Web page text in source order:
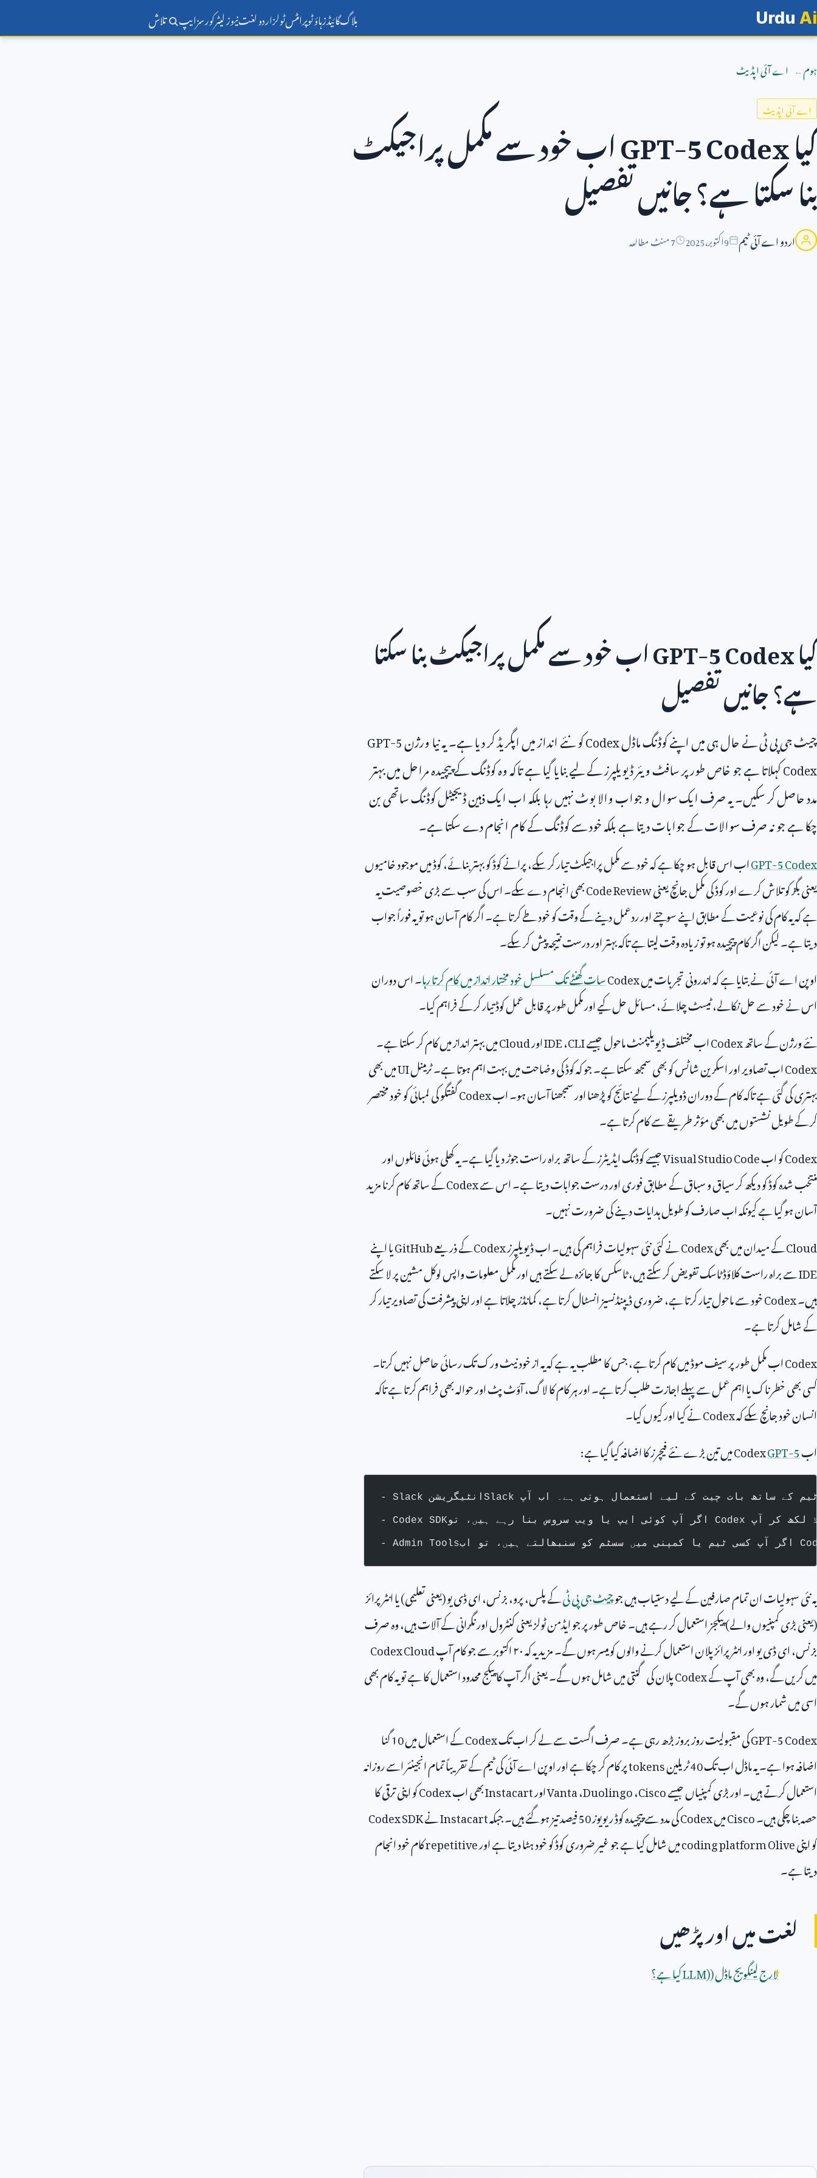
Urdu Ai بلاگگائیڈزہاؤ ٹوپرامٹسٹولزاردو لغتنیوز لیٹرکورسزایپ تلاش
ہوم اے آئی اپڈیٹ
اے آئی اپڈیٹ
کیاGPT-5 Codexاب خود سے مکمل پراجیکٹ
بنا سکتا ہے؟ جانیں تفصیل
اردو اے آئی ٹیم 9اکتوبر،2025 7 منٹ مطالعہ
کیاGPT-5 Codexاب خود سے مکمل پراجیکٹ بنا سکتا
ہے؟ جانیں تفصیل
چیٹ جی پی ٹی نے حال ہی میں اپنے کوڈنگ ماڈلCodexکو نئے انداز میں اپگریڈ کر دیا ہے۔ یہ نیا ورژنGPT-5
Codexکہلاتا ہے جو خاص طور پر سافٹ ویئر ڈیویلپرز کے لیے بنایا گیا ہے تاکہ وہ کوڈنگ کے پیچیدہ مراحل میں بہتر
مدد حاصل کر سکیں۔ یہ صرف ایک سوال و جواب والا بوٹ نہیں رہا بلکہ اب ایک ذہین ڈیجیٹل کوڈنگ ساتھی بن
چکا ہے جو نہ صرف سوالات کے جوابات دیتا ہے بلکہ خود سے کوڈنگ کے کام انجام دے سکتا ہے۔
GPT-5 Codexاب اس قابل ہو چکا ہے کہ خود سے مکمل پراجیکٹ تیار کر سکے، پرانے کوڈ کو بہتر بنائے، کوڈ میں موجود خامیوں
یعنی بگز کو تلاش کرے اور کوڈ کی مکمل جانچ یعنیCode Reviewبھی انجام دے سکے۔ اس کی سب سے بڑی خصوصیت یہ
ہے کہ یہ کام کی نوعیت کے مطابق اپنے سوچنے اور ردعمل دینے کے وقت کو خود طے کرتا ہے۔ اگر کام آسان ہو تو یہ فوراً جواب
دیتا ہے۔ لیکن اگر کام پیچیدہ ہو تو زیادہ وقت لیتا ہے تاکہ بہتر اور درست نتیجہ پیش کر سکے۔
اوپن اے آئی نے بتایا ہے کہ اندرونی تجربات میںCodexسات گھنٹے تک مسلسل خود مختار انداز میں کام کرتا رہا۔ اس دوران
اس نے خود سے حل نکالے، ٹیسٹ چلائے، مسائل حل کیے اور مکمل طور پر قابل عمل کوڈ تیار کر کے فراہم کیا۔
نئے ورژن کے ساتھCodexاب مختلف ڈیویلپمنٹ ماحول جیسےCLI،IDEاورCloudمیں بہتر انداز میں کام کر سکتا ہے۔
Codexاب تصاویر اور اسکرین شاٹس کو بھی سمجھ سکتا ہے۔ جو کہ کوڈ کی وضاحت میں بہت اہم ہوتا ہے۔ ٹرمینلUIمیں بھی
بہتری کی گئی ہے تاکہ کام کے دوران ڈویلپرز کے لیے نتائج کو پڑھنا اور سمجھنا آسان ہو۔ ابCodexگفتگو کی لمبائی کو خود مختصر
کر کے طویل نشستوں میں بھی مؤثر طریقے سے کام کرتا ہے۔
Codexکو ابVisual Studio Codeجیسے کوڈنگ ایڈیٹرز کے ساتھ براہ راست جوڑ دیا گیا ہے۔ یہ کھلی ہوئی فائلوں اور
منتخب شدہ کوڈ کو دیکھ کر سیاق و سباق کے مطابق فوری اور درست جوابات دیتا ہے۔ اس سےCodexکے ساتھ کام کرنا مزید
آسان ہو گیا ہے کیونکہ اب صارف کو طویل ہدایات دینے کی ضرورت نہیں۔
Cloudکے میدان میں بھیCodexنے کئی نئی سہولیات فراہم کی ہیں۔ اب ڈیویلپرزCodexکے ذریعےGitHubیا اپنے
IDEسے براہ راست کلاؤڈ ٹاسک تفویض کر سکتے ہیں، ٹاسکس کا جائزہ لے سکتے ہیں اور مکمل معلومات واپس لوکل مشین پر لا سکتے
ہیں۔Codexخود سے ماحول تیار کرتا ہے، ضروری ڈیپنڈنسیز انسٹال کرتا ہے، کمانڈز چلاتا ہے اور اپنی پیشرفت کی تصاویر تیار کر
کے شامل کرتا ہے۔
Codexاب مکمل طور پر سیف موڈ میں کام کرتا ہے، جس کا مطلب یہ ہے کہ یہ از خود نیٹ ورک تک رسائی حاصل نہیں کرتا۔
کسی بھی خطرناک یا اہم عمل سے پہلے اجازت طلب کرتا ہے۔ اور ہر کام کا لاگ، آؤٹ پٹ اور حوالہ بھی فراہم کرتا ہے تاکہ
انسان خود جانچ سکے کہCodexنے کیا اور کیوں کیا۔
ابGPT-5
Codexمیں تین بڑے نئے فیچرز کا اضافہ کیا گیا ہے:
یہ نئی سہولیات ان تمام صارفین کے لیے دستیاب ہیں جوچیٹ جی پی ٹیکے پلس، پرو، بزنس، ای ڈی یو (یعنی تعلیمی) یا انٹرپرائز
(یعنی بڑی کمپنیوں والے) پیکجز استعمال کر رہے ہیں۔ خاص طور پر جو ایڈمن ٹولز یعنی کنٹرول اور نگرانی کے آلات ہیں، وہ صرف
بزنس، ای ڈی یو اور انٹرپرائز پلان استعمال کرنے والوں کو میسر ہوں گے۔ مزید یہ کہ ۲۰ اکتوبر سے جو کام آپ
Codex Cloud
میں کریں گے، وہ بھی آپ کےCodexپلان کی گنتی میں شامل ہوں گے۔ یعنی اگر آپ کا پیکج محدود استعمال کا ہے تو یہ کام بھی
اسی میں شمار ہوں گے۔
GPT-5 Codexکی مقبولیت روز بروز بڑھ رہی ہے۔ صرف اگست سے لے کر اب تکCodexکے استعمال میں10گنا
اضافہ ہوا ہے۔ یہ ماڈل اب تک40ٹریلینtokensپر کام کر چکا ہے اور اوپن اے آئی کی ٹیم کے تقریباً تمام انجینئر اسے روزانہ
استعمال کرتے ہیں۔ اور بڑی کمپنیاں جیسےCisco،Duolingo،VantaاورInstacartبھی ابCodexکو اپنی ترقی کا
حصہ بنا چکی ہیں۔CiscoمیںCodexکی مدد سے پیچیدہ کوڈ ریویوز50فیصد تیز ہو گئے ہیں۔ جبکہInstacartنےCodex SDK
کو اپنیcoding platform Oliveمیں شامل کیا ہے جو غیر ضروری کوڈ کو خود ہٹا دیتا ہے اورrepetitiveکام خود انجام
دیتا ہے۔
لغت میں اور پڑھیں
لارج لینگویج ماڈل (LLM)کیا ہے؟